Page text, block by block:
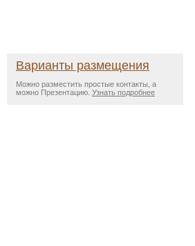
Варианты размещения
Можно разместить простые контакты, а
можно Презентацию. Узнать подробнее